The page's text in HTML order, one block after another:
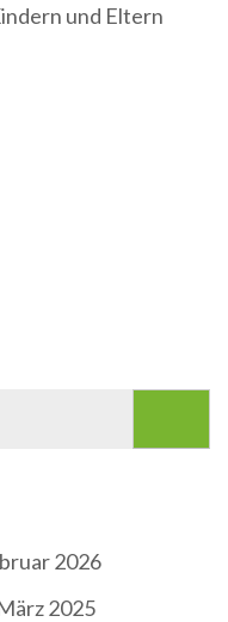
und Eltern
2026
2025